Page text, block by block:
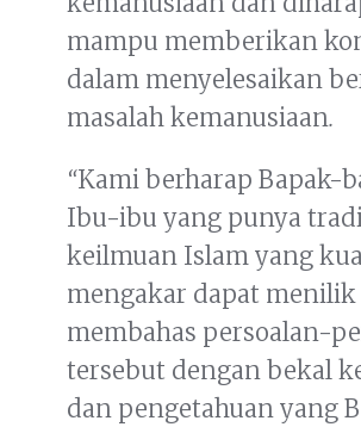
mampu memberikan
dalam menyelesaikan
masalah kemanusiaan.
“Kami berharap Bapak-
Ibu-ibu yang punya
keilmuan Islam yang
mengakar dapat menilik
membahas persoalan-
tersebut dengan bekal
dan pengetahuan yang